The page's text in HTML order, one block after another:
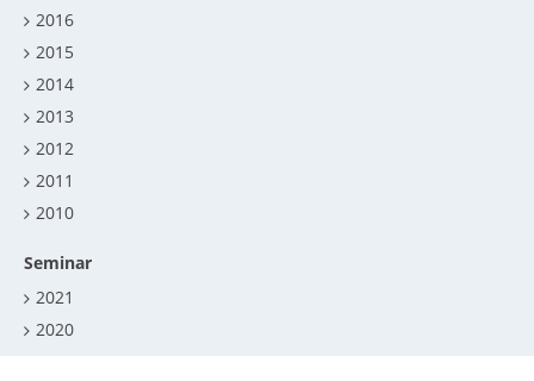
2016
2015
2014
2013
2012
2011
2010
Seminar
2021
2020